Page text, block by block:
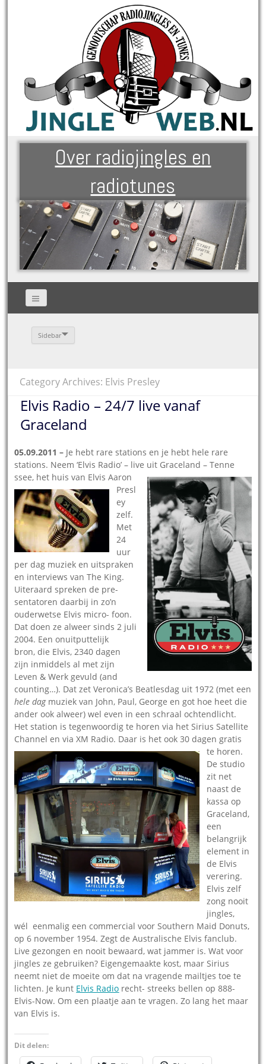
Over radiojingles en
radiotunes
Sidebar
Category Archives: Elvis Presley
Elvis Radio – 24/7 live vanaf
Graceland
05.09.2011 – Je hebt rare stations en je hebt hele rare
stations. Neem ‘Elvis Radio’ – live uit Graceland – Tenne
ssee, het huis van ElvisAaron
Presl
ey
zelf.
Met
24
uur
per dag muziek en uitspraken
en interviews van The King.
Uiteraard spreken de pre-
sentatoren daarbij in zo’n
ouderwetse Elvis micro- foon.
Dat doen ze alweer sinds 2 juli
2004. Een onuitputtelijk
bron, die Elvis, 2340 dagen
zijn inmiddels al met zijn
Leven & Werk gevuld (and
counting…). Dat zet Veronica’s Beatlesdag uit 1972 (met een
hele dagmuziek van John, Paul, George en got hoe heet die
ander ook alweer) wel even in een schraal ochtendlicht.
Het station is tegenwoordig te horen via het Sirius Satellite
Channel en via XM Radio. Daar is het ook 30 dagen gratis
te horen.
De studio
zit net
naast de
kassa op
Graceland,
een
belangrijk
element in
de Elvis
verering.
Elvis zelf
zong nooit
jingles,
wél eenmalig een commercial voor Southern Maid Donuts,
op 6 november 1954. Zegt de Australische Elvis fanclub.
Live gezongen en nooit bewaard, wat jammer is. Wat voor
jingles ze gebruiken? Eigengemaakte kost, maar Sirius
neemt niet de moeite om dat na vragende mailtjes toe te
lichten. Je kunt Elvis Radio recht- streeks bellen op 888-
Elvis-Now. Om een plaatje aan te vragen. Zo lang het maar
van Elvis is.
Dit delen: